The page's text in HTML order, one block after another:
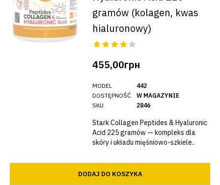
gramów (kolagen, kwas
hialuronowy)
455,00грн
MODEL
DOSTĘPNOŚĆ
SKU
442
W MAGAZYNIE
2846
Stark Collagen Peptides & Hyaluronic
Acid 225 gramów — kompleks dla
skóry i układu mięśniowo-szkiele..
DODAJ DO KOSZYKA